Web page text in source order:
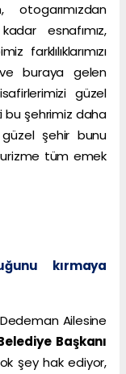
esnafımız,
farklılıklarımızı
buraya gelen
güzel
bu şehrimiz daha
şehir bunu
tüm emek
kırmaya
Ailesine
Başkanı
şey hak ediyor,